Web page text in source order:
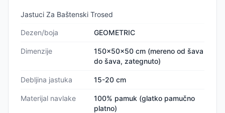
Jastuci Za Baštenski Trosed
Dezen/boja GEOMETRIC
Dimenzije
150x50x50 cm (mereno od šava
do šava, zategnuto)
Debljina jastuka 15-20 cm
Materijal navlake
100% pamuk (glatko pamučno
platno)